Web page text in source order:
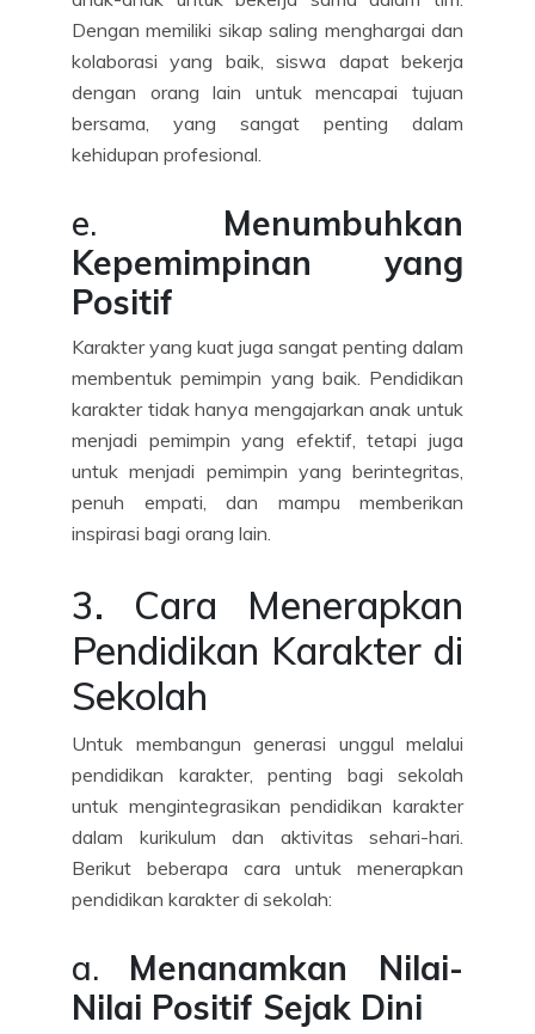
Dengan memiliki sikap saling menghargai dan
kolaborasi yang baik, siswa dapat bekerja
dengan orang lain untuk mencapai tujuan
bersama, yang sangat penting dalam
kehidupan profesional.
e. Menumbuhkan
Kepemimpinan yang
Positif
Karakter yang kuat juga sangat penting dalam
membentuk pemimpin yang baik. Pendidikan
karakter tidak hanya mengajarkan anak untuk
menjadi pemimpin yang efektif, tetapi juga
untuk menjadi pemimpin yang berintegritas,
penuh empati, dan mampu memberikan
inspirasi bagi orang lain.
3. Cara Menerapkan
Pendidikan Karakter di
Sekolah
Untuk membangun generasi unggul melalui
pendidikan karakter, penting bagi sekolah
untuk mengintegrasikan pendidikan karakter
dalam kurikulum dan aktivitas sehari-hari.
Berikut beberapa cara untuk menerapkan
pendidikan karakter di sekolah:
a. Menanamkan Nilai-
Nilai Positif Sejak Dini